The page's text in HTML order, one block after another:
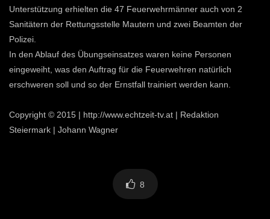
Unterstützung erhielten die 47 Feuerwehrmänner auch von 2
Sanitätern der Rettungsstelle Mautern und zwei Beamten der
Polizei.
In den Ablauf des Übungseinsatzes waren keine Personen
eingeweiht, was den Auftrag für die Feuerwehren natürlich
erschweren soll und so der Ernstfall trainiert werden kann.
Copyright © 2015 | http://www.echtzeit-tv.at | Redaktion
Steiermark | Johann Wagner
8